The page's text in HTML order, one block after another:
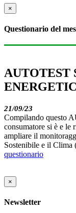
×
Questionario del
AUTOTEST
21/09/23
Compilando questo
consumatore si è e le
ampliare il
Sostenibile e il Clima
questionario
×
Newsletter